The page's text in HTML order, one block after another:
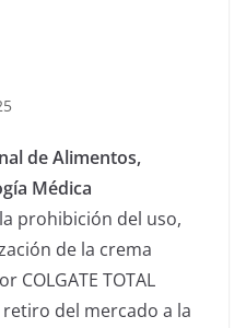
de Alimentos,
Médica
prohibición del uso,
de la crema
COLGATE TOTAL
retiro del mercado a la